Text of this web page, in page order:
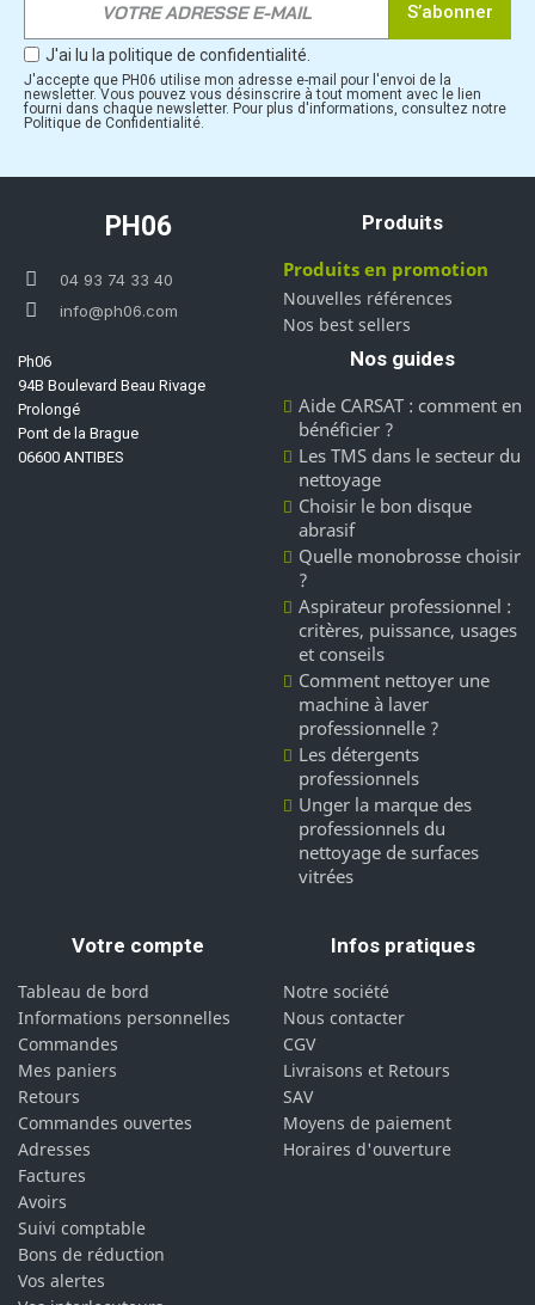
S’abonner
J'ai lu la politique de confidentialité.
J'accepte que PH06 utilise mon adresse e-mail pour l'envoi de la
newsletter. Vous pouvez vous désinscrire à tout moment avec le lien
fourni dans chaque newsletter. Pour plus d'informations, consultez notre
Politique de Confidentialité.
PH06
04 93 74 33 40
info@ph06.com
Ph06
94B Boulevard Beau Rivage
Prolongé
Pont de la Brague
06600 ANTIBES
Produits
Produits en promotion
Nouvelles références
Nos best sellers
Nos guides
Aide CARSAT : comment en
bénéficier ?
Les TMS dans le secteur du
nettoyage
Choisir le bon disque
abrasif
Quelle monobrosse choisir
?
Aspirateur professionnel :
critères, puissance, usages
et conseils
Comment nettoyer une
machine à laver
professionnelle ?
Les détergents
professionnels
Unger la marque des
professionnels du
nettoyage de surfaces
vitrées
Votre compte
Tableau de bord
Informations personnelles
Commandes
Mes paniers
Retours
Commandes ouvertes
Adresses
Factures
Avoirs
Suivi comptable
Bons de réduction
Vos alertes
Infos pratiques
Notre société
Nous contacter
CGV
Livraisons et Retours
SAV
Moyens de paiement
Horaires d'ouverture